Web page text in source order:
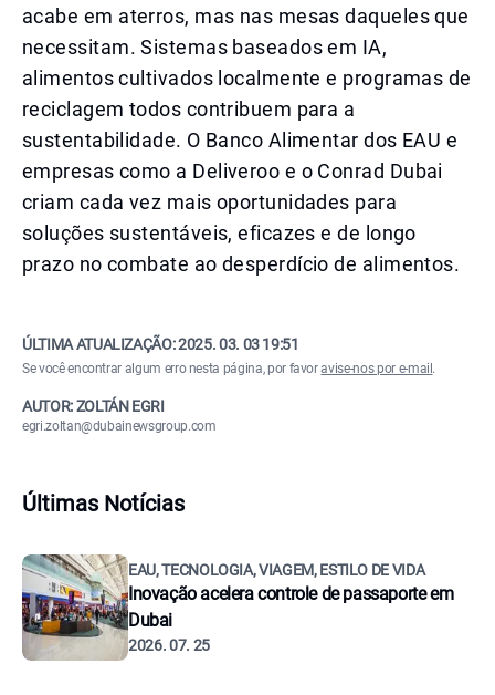
acabe em aterros, mas nas mesas daqueles que
necessitam. Sistemas baseados em IA,
alimentos cultivados localmente e programas de
reciclagem todos contribuem para a
sustentabilidade. O Banco Alimentar dos EAU e
empresas como a Deliveroo e o Conrad Dubai
criam cada vez mais oportunidades para
soluções sustentáveis, eficazes e de longo
prazo no combate ao desperdício de alimentos.
ÚLTIMA ATUALIZAÇÃO:2025. 03. 03 19:51
Se você encontrar algum erro nesta página, por favoravise-nos por e-mail .
AUTOR: ZOLTÁN EGRI
egri.zoltan@dubainewsgroup.com
Últimas Notícias
EAU, TECNOLOGIA, VIAGEM, ESTILO DE VIDA
Inovação acelera controle de passaporte em
Dubai
2026. 07. 25